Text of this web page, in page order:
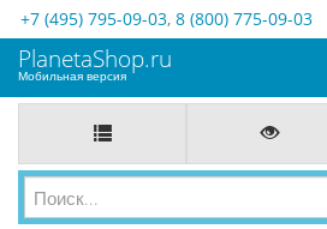
+7 (495) 795-09-03, 8 (800) 775-09-03
PlanetaShop.ru
Мобильная версия